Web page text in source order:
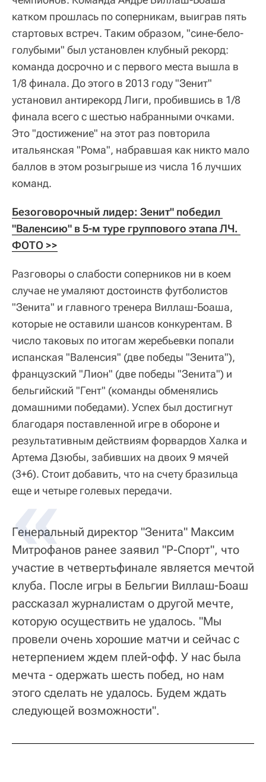
катком прошлась по соперникам, выиграв пять
стартовых встреч. Таким образом, "сине-бело-
голубыми" был установлен клубный рекорд:
команда досрочно и с первого места вышла в
1/8 финала. До этого в 2013 году "Зенит"
установил антирекорд Лиги, пробившись в 1/8
финала всего с шестью набранными очками.
Это "достижение" на этот раз повторила
итальянская "Рома", набравшая как никто мало
баллов в этом розыгрыше из числа 16 лучших
команд.
Безоговорочный лидер: Зенит" победил
"Валенсию" в 5-м туре группового этапа ЛЧ.
ФОТО >>
Разговоры о слабости соперников ни в коем
случае не умаляют достоинств футболистов
"Зенита" и главного тренера Виллаш-Боаша,
которые не оставили шансов конкурентам. В
число таковых по итогам жеребьевки попали
испанская "Валенсия" (две победы "Зенита"),
французский "Лион" (две победы "Зенита") и
бельгийский "Гент" (команды обменялись
домашними победами). Успех был достигнут
благодаря поставленной игре в обороне и
результативным действиям форвардов Халка и
Артема Дзюбы, забивших на двоих 9 мячей
(3+6). Стоит добавить, что на счету бразильца
еще и четыре голевых передачи.
Генеральный директор "Зенита" Максим
Митрофанов ранее заявил "Р-Спорт", что
участие в четвертьфинале является мечтой
клуба. После игры в Бельгии Виллаш-Боаш
рассказал журналистам о другой мечте,
которую осуществить не удалось. "Мы
провели очень хорошие матчи и сейчас с
нетерпением ждем плей-офф. У нас была
мечта - одержать шесть побед, но нам
этого сделать не удалось. Будем ждать
следующей возможности".